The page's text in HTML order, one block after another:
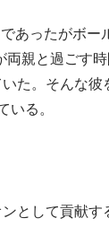
ったがボ
親と過ごす
た。そんな
いる。
として貢献